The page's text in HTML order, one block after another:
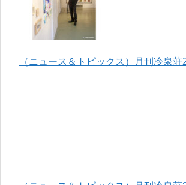
（ニュース＆トピックス）月刊冷泉